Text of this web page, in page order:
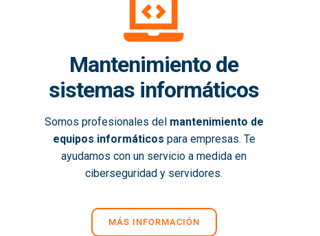
Mantenimiento de
sistemas informáticos
Somos profesionales del mantenimiento de
equipos informáticos para empresas. Te
ayudamos con un servicio a medida en
ciberseguridad y servidores.
MÁS INFORMACIÓN